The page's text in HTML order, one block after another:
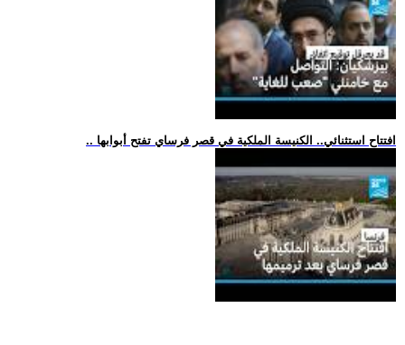
.. افتتاح استثنائي.. الكنيسة الملكية في قصر فرساي تفتح أبوابها